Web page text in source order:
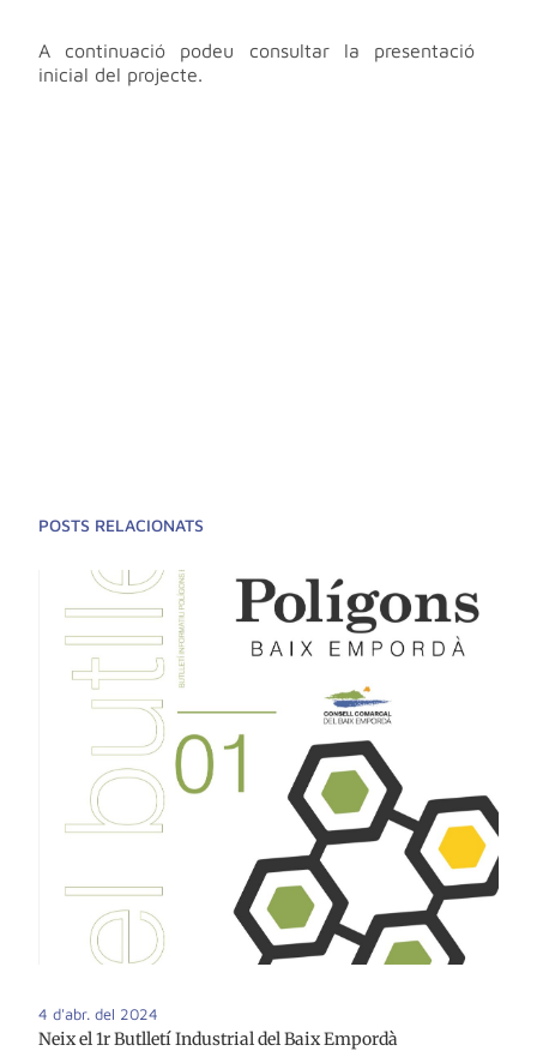
A continuació podeu consultar la presentació
inicial del projecte.
POSTS RELACIONATS
4 d'abr. del 2024
Neix el 1r Butlletí Industrial del Baix Empordà